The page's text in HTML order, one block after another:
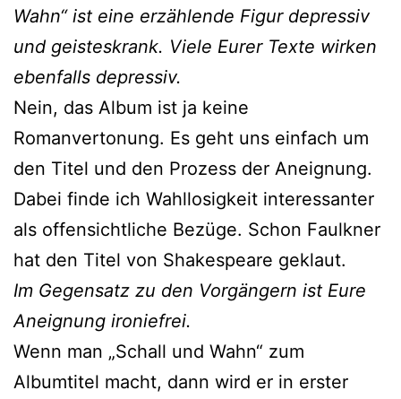
Wahn“ ist eine erzählende Figur depressiv
und geisteskrank. Viele Eurer Texte wirken
ebenfalls depressiv.
Nein, das Album ist ja keine
Romanvertonung. Es geht uns einfach um
den Titel und den Prozess der Aneignung.
Dabei finde ich Wahllosigkeit interessanter
als offensichtliche Bezüge. Schon Faulkner
hat den Titel von Shakespeare geklaut.
Im Gegensatz zu den Vorgängern ist Eure
Aneignung ironiefrei.
Wenn man „Schall und Wahn“ zum
Albumtitel macht, dann wird er in erster